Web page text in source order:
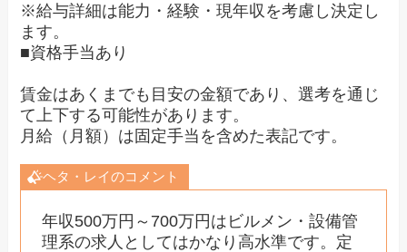
※給与詳細は能力・経験・現年収を考慮し決定し
ます。
■資格手当あり
賃金はあくまでも目安の金額であり、選考を通じ
て上下する可能性があります。
月給（月額）は固定手当を含めた表記です。
ヘタ・レイのコメント
年収500万円～700万円はビルメン・設備管
理系の求人としてはかなり高水準です。定